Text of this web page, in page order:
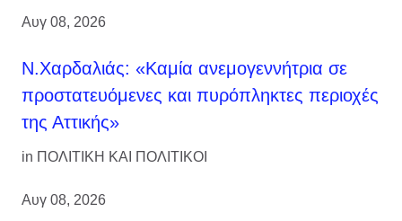
Αυγ 08, 2026
Ν.Χαρδαλιάς: «Καμία ανεμογεννήτρια σε
προστατευόμενες και πυρόπληκτες περιοχές
της Αττικής»
in ΠΟΛΙΤΙΚΗ ΚΑΙ ΠΟΛΙΤΙΚΟΙ
Αυγ 08, 2026